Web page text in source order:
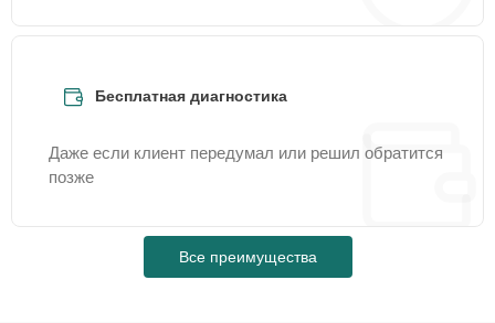
Бесплатная диагностика
Даже если клиент передумал или решил обратится
позже
Все преимущества